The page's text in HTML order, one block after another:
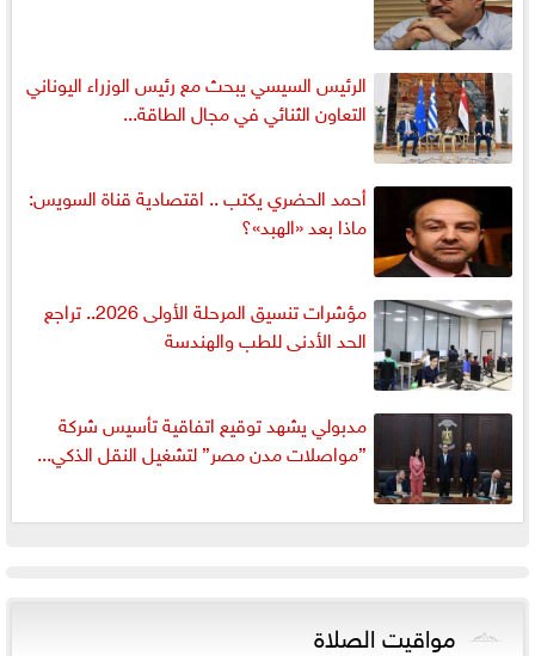
الرئيس السيسي يبحث مع رئيس الوزراء اليوناني
التعاون الثنائي في مجال الطاقة...
أحمد الحضري يكتب .. اقتصادية قناة السويس:
ماذا بعد «الهبد»؟
مؤشرات تنسيق المرحلة الأولى 2026.. تراجع
الحد الأدنى للطب والهندسة
مدبولي يشهد توقيع اتفاقية تأسيس شركة
”مواصلات مدن مصر” لتشغيل النقل الذكي...
مواقيت الصلاة